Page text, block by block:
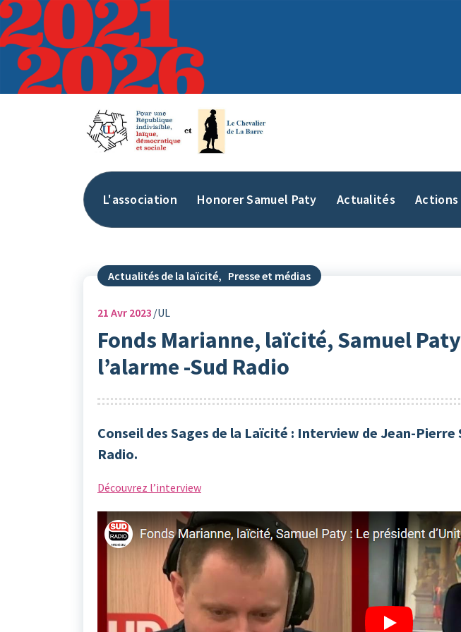
Aller
au
contenu
L'association Honorer Samuel Paty Actualités Actions
Actualités de la laïcité, Presse et médias
21 Avr 2023 UL
Fonds Marianne, laïcité, Samuel
l’alarme -Sud Radio
Conseil des Sages de la Laïcité : Interview de Jean-
Radio.
Découvrez l’interview